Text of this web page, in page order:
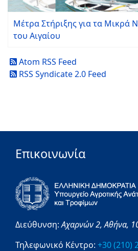
Μέτρα Στήριξης για τα Μικρά
του Αιγαίου
Atom RSS Feed
RSS Syndicate 2.0 Feed
Επικοινωνία
Διεύθυνση:Αχαρνών 2,Αθήνα,
Τηλεφωνικό Κέντρο: +30 (210)